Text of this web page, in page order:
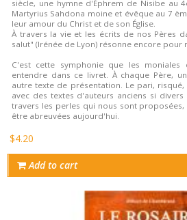
siècle, une hymne d'Éphrem de Nisibe au
Martyrius Sahdona moine et évêque au 7
leur amour du Christ et de son Église.
À travers la vie et les écrits de nos Pères
salut" (Irénée de Lyon) résonne encore pour
C'est cette symphonie que les moniales
entendre dans ce livret. À chaque Père,
autre texte de présentation. Le pari,
avec des textes d'auteurs anciens si
travers les perles qui nous sont
être abreuvées aujourd'hui.
$4.20
Add to cart